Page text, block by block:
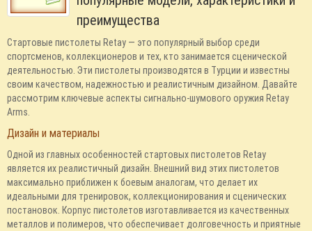
преимущества
Стартовые пистолеты Retay — это популярный выбор среди
спортсменов, коллекционеров и тех, кто занимается сценической
деятельностью. Эти пистолеты производятся в Турции и известны
своим качеством, надежностью и реалистичным дизайном. Давайте
рассмотрим ключевые аспекты сигнально-шумового оружия Retay
Arms.
Дизайн и материалы
Одной из главных особенностей стартовых пистолетов Retay
является их реалистичный дизайн. Внешний вид этих пистолетов
максимально приближен к боевым аналогам, что делает их
идеальными для тренировок, коллекционирования и сценических
постановок. Корпус пистолетов изготавливается из качественных
металлов и полимеров, что обеспечивает долговечность и приятные